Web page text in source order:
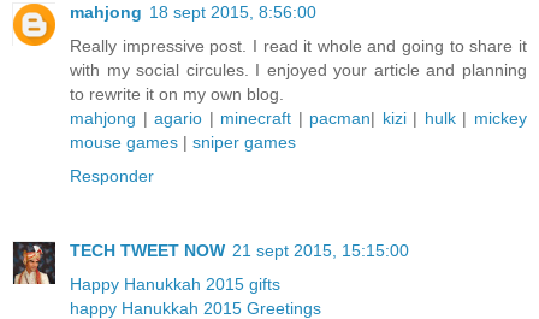
mahjong 18 sept 2015, 8:56:00
Really impressive post. I read it whole and going to share it
with my social circules. I enjoyed your article and planning
to rewrite it on my own blog.
mahjong |agario | minecraft | pacman| kizi| hulk| mickey
mouse games | sniper games
Responder
TECH TWEET NOW 21 sept 2015, 15:15:00
Happy Hanukkah 2015 gifts
happy Hanukkah 2015 Greetings